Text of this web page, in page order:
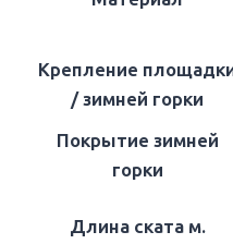
Крепление
/ зимней горки
Покрытие зимней
горки
Длина ската м.